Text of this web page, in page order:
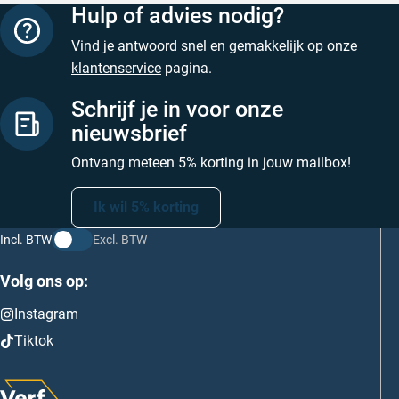
Hulp of advies nodig?
Vind je antwoord snel en gemakkelijk op onze
klantenservice pagina.
Schrijf je in voor onze
nieuwsbrief
Ontvang meteen 5% korting in jouw mailbox!
Ik wil 5% korting
Incl. BTW Excl. BTW
Volg ons op:
Instagram
Tiktok